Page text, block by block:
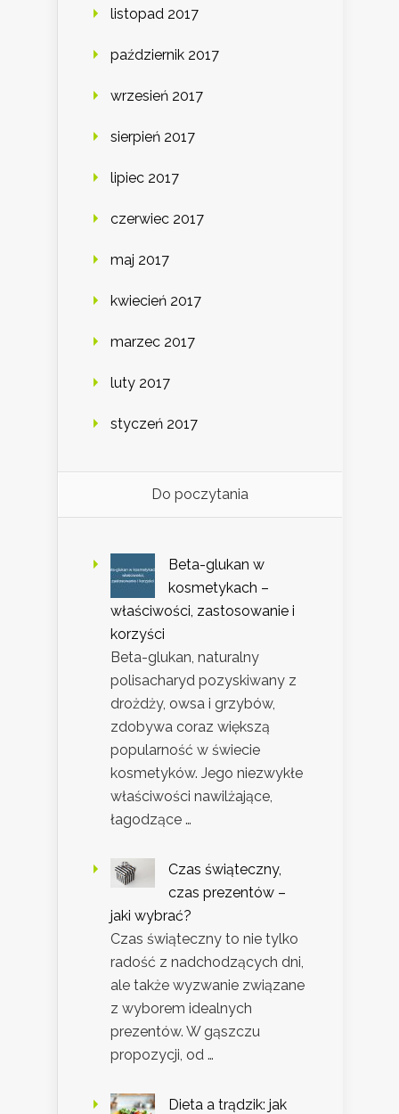
listopad 2017
październik 2017
wrzesień 2017
sierpień 2017
lipiec 2017
czerwiec 2017
maj 2017
kwiecień 2017
marzec 2017
luty 2017
styczeń 2017
Do poczytania
Beta-glukan w
kosmetykach –
właściwości, zastosowanie i
korzyści
Beta-glukan, naturalny
polisacharyd pozyskiwany z
drożdży, owsa i grzybów,
zdobywa coraz większą
popularność w świecie
kosmetyków. Jego niezwykłe
właściwości nawilżające,
łagodzące …
Czas świąteczny,
czas prezentów –
jaki wybrać?
Czas świąteczny to nie tylko
radość z nadchodzących dni,
ale także wyzwanie związane
z wyborem idealnych
prezentów. W gąszczu
propozycji, od …
Dieta a trądzik: jak